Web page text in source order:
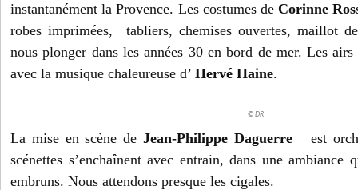
instantanément la Provence. Les costumes de Corinne
robes imprimées, tabliers, chemises ouvertes, maillot
nous plonger dans les années 30 en bord de mer.Les airs
avec la musique chaleureuse d’ Hervé Haine.
© DR
La mise en scène de Jean-Philippe Daguerre
est
scénettes s’enchaînent avec entrain, dans une ambiance
embruns. Nous attendons presque les cigales.